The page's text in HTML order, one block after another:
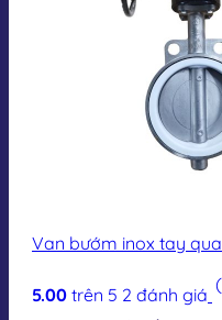
Van bướm inox tay
5.00 trên 5 2 đánh giá